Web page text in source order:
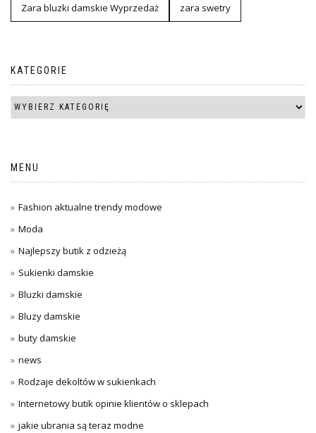
Zara bluzki damskie Wyprzedaż zara swetry
KATEGORIE
MENU
Fashion aktualne trendy modowe
Moda
Najlepszy butik z odzieżą
Sukienki damskie
Bluzki damskie
Bluzy damskie
buty damskie
news
Rodzaje dekoltów w sukienkach
Internetowy butik opinie klientów o sklepach
jakie ubrania są teraz modne